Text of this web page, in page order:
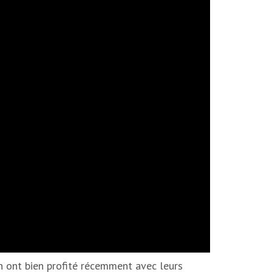
bien profité récemment avec leurs